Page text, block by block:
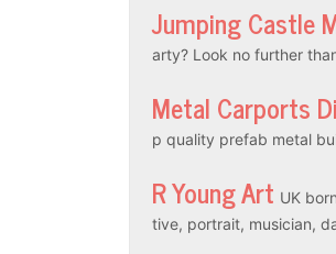
Jumping Castle
arty? Look no further
Metal Carports
p quality prefab metal
R Young Art UK
tive, portrait, musician,